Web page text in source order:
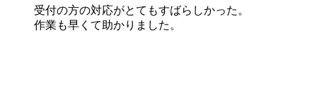
受付の方の対応がとてもすばらしかった。
作業も早くて助かりました。